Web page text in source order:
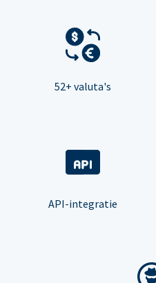
52+ valuta's
API-integratie